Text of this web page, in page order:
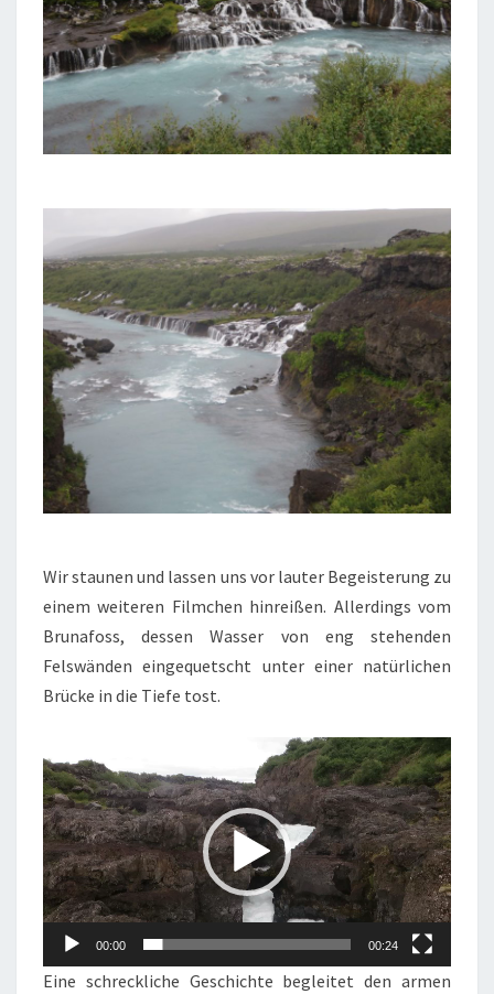
Wir staunen und lassen uns vor lauter Begeisterung zu
einem weiteren Filmchen hinreißen. Allerdings vom
Brunafoss, dessen Wasser von eng stehenden
Felswänden eingequetscht unter einer natürlichen
Brücke in die Tiefe tost.
Player
00:00 00:24
Eine schreckliche Geschichte begleitet den armen